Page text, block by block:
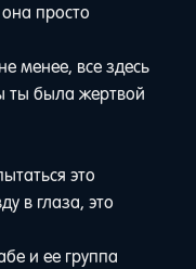
просто
менее, все здесь
ты была жертвой
это
в глаза, это
и ее группа